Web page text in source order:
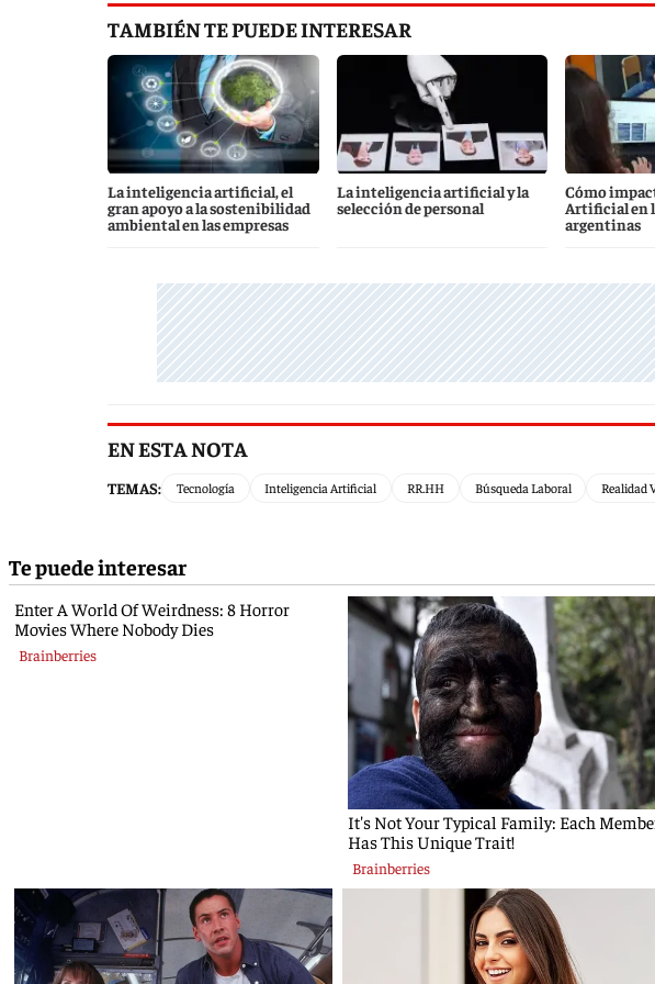
TAMBIÉN TE PUEDE INTERESAR
La inteligencia artificial, el
gran apoyo a la sostenibilidad
ambiental en las empresas
La inteligencia artificial y la
selección de personal
Cómo
Artificial en
argentinas
EN ESTA NOTA
TEMAS: Tecnología Inteligencia Artificial RR.HH Búsqueda Laboral Realidad